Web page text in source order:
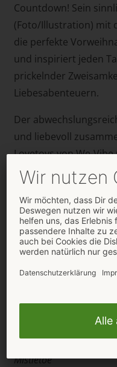
Countdown! Sein
(Foto/Illustration) mit
die perfekte
und inspiriert jeden
prickelnder
Liebesabenteuern.
Der
und liebevoll
Lovetoys von We-
enthalten wie
von Just Play und
Glide. Und auch
fesselnde Lust-Kicks
Der Kalender sowie
Adventskalender 2023
Mistletoe“